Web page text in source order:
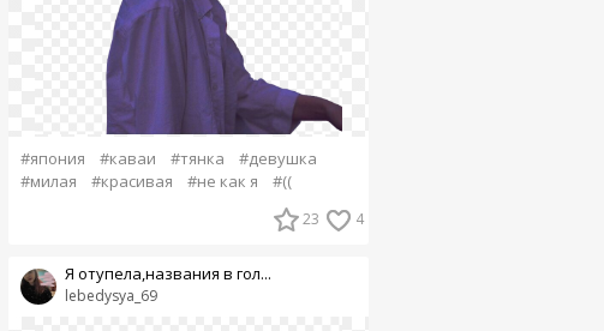
#япония #каваи #тянка
#девушка
#милая
#красивая #не как я #((
23 4
lebedysya_69
Я отупела,названия в гол...